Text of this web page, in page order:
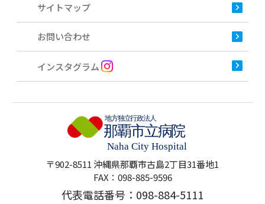
サイトマップ
お問い合わせ
インスタグラム
〒902-8511 沖縄県那覇市古島2丁目31番地1
FAX：098-885-9596
代表電話番号： 098-884-5111